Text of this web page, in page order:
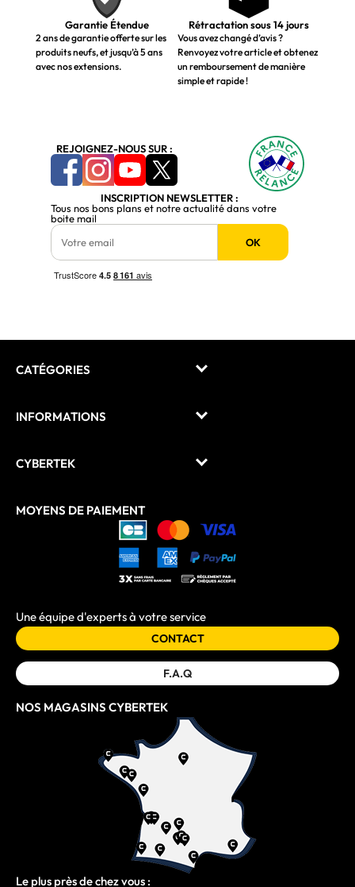
Garantie Étendue
2 ans de garantie offerte sur les
produits neufs, et jusqu’à 5 ans
avec nos extensions.
Rétractation sous 14 jours
Vous avez changé d’avis ?
Renvoyez votre article et obtenez
un remboursement de manière
simple et rapide !
REJOIGNEZ-NOUS SUR :
INSCRIPTION NEWSLETTER :
Tous nos bons plans et notre actualité dans votre
boite mail
OK
CATÉGORIES
INFORMATIONS
CYBERTEK
MOYENS DE PAIEMENT
Une équipe d'experts à votre service
CONTACT
F.A.Q
NOS MAGASINS CYBERTEK
Le plus près de chez vous :